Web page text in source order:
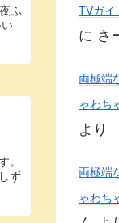
ふ
。
ず
TVガイ
に さ
両極端
ゃわち
より
両極端
ゃわち